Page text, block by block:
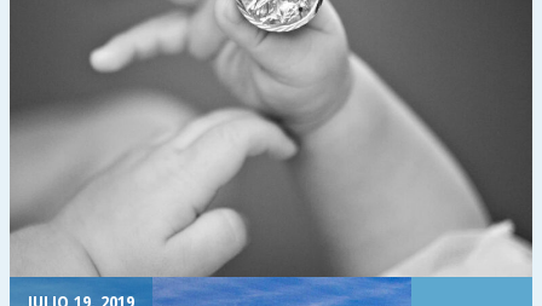
JULIO 19, 2019